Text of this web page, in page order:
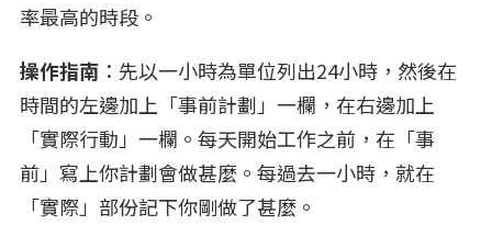
率最高的時段。
操作指南 ：先以一小時為單位列出24小時，然後在
時間的左邊加上「事前計劃」一欄，在右邊加上
「實際行動」一欄。每天開始工作之前，在「事
前」寫上你計劃會做甚麼。每過去一小時，就在
「實際」部份記下你剛做了甚麼。